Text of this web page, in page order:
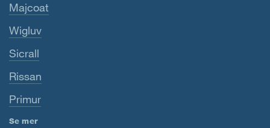
Majcoat
Wigluv
Sicrall
Rissan
Primur
Se mer